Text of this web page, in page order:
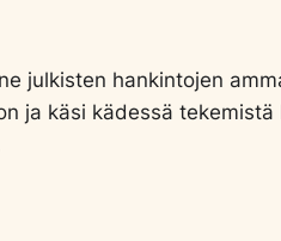
julkisten hankintojen
ja käsi kädessä tekemistä